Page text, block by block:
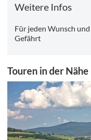
Weitere Infos
Für jeden Wunsch
Gefährt
Touren in der Nähe